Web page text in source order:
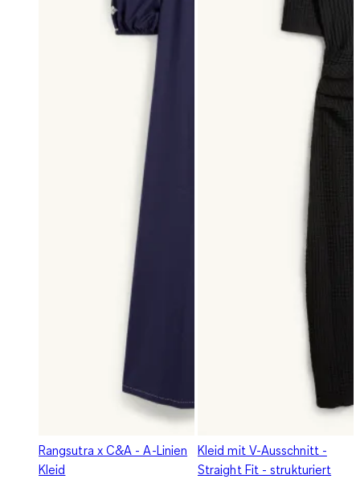
Rangsutra x C&A - A-Linien
Kleid
Kleid mit V-Ausschnitt -
Straight Fit - strukturiert